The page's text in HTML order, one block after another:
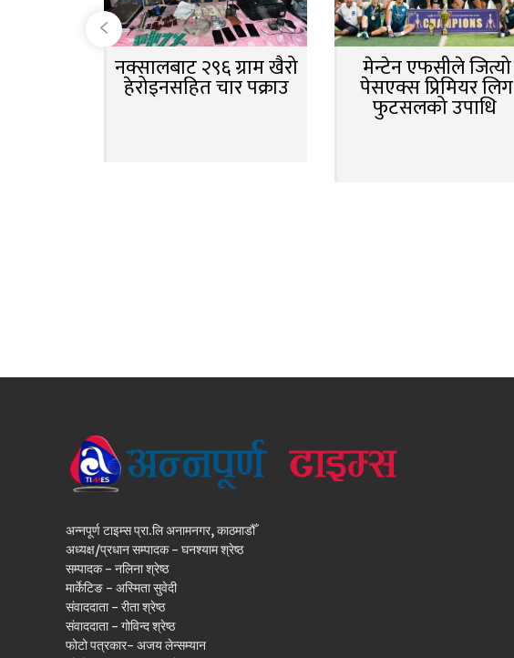
नक्सालबाट २९६ ग्राम खैरो
हेरोइनसहित चार पक्राउ
मेन्टेन एफसीले जित्यो
पेसएक्स प्रिमियर लिग
फुटसलको उपाधि
अन्नपूर्ण टाइम्स प्रा.लि अनामनगर, काठमाडौँ
अध्यक्ष/प्रधान सम्पादक - घनश्याम श्रेष्ठ
सम्पादक - नलिना श्रेष्ठ
मार्केटिङ - अस्मिता सुवेदी
संवाददाता - रीता श्रेष्ठ
संवाददाता - गोविन्द श्रेष्ठ
फोटो पत्रकार- अजय लेन्सम्यान